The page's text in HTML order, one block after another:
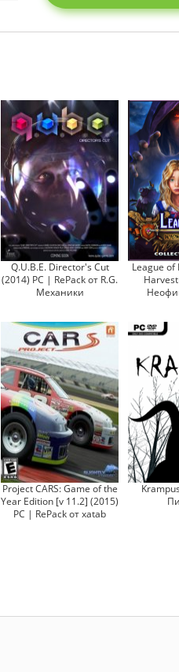
Q.U.B.E. Director's Cut
(2014) PC | RePack от R.G.
Механики
League of
Project CARS: Game of the
Year Edition [v 11.2] (2015)
PC | RePack от xatab